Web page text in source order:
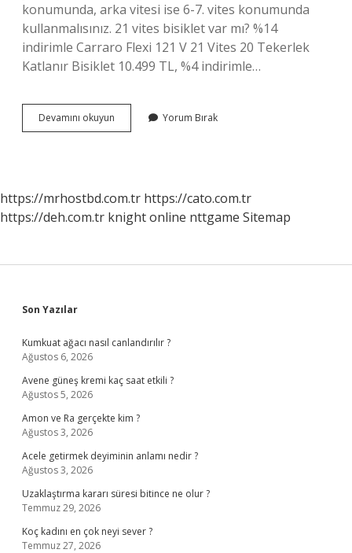
konumunda, arka vitesi ise 6-7. vites konumunda
kullanmalısınız. 21 vites bisiklet var mı? %14
indirimle Carraro Flexi 121 V 21 Vites 20 Tekerlek
Katlanır Bisiklet 10.499 TL, %4 indirimle…
Devamını okuyun
Vites
Yorum Bırak
https://mrhostbd.com.tr https://cato.com.tr
https://deh.com.tr knight online nttgame Sitemap
Sidebar
Son Yazılar
Kumkuat ağacı nasıl canlandırılır ?
Ağustos 6, 2026
Avene güneş kremi kaç saat etkili ?
Ağustos 5, 2026
Amon ve Ra gerçekte kim ?
Ağustos 3, 2026
Acele getirmek deyiminin anlamı nedir ?
Ağustos 3, 2026
Uzaklaştırma kararı süresi bitince ne olur ?
Temmuz 29, 2026
Koç kadını en çok neyi sever ?
Temmuz 27, 2026